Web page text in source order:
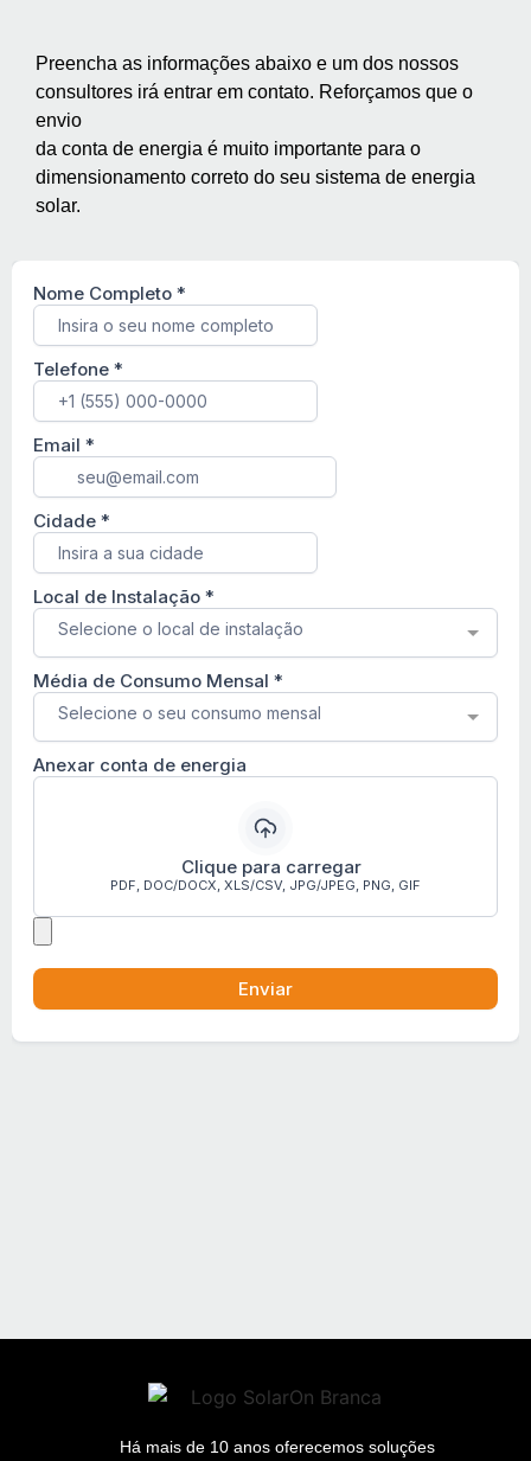
Preencha as informações abaixo e um dos nossos
consultores irá entrar em contato. Reforçamos que o
envio
da conta de energia é muito importante para o
dimensionamento correto do seu sistema de energia
solar.
Há mais de 10 anos oferecemos soluções